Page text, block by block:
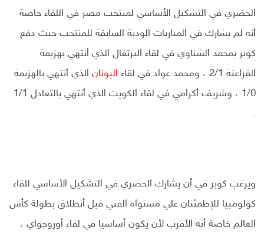
الحضري في التشكيل الأساسي لمنتخب مصر في اللقاء خاصة
أنه لم يشارك في المباريات الودية السابقة للمنتخب حيث دفع
كوبر بمحمد الشناوي في لقاء البرتغال الذي أنتهي بهزيمة
الفراعنة 2/1 ، ومحمد عواد في لقاء
اليونان الذي أنتهي بالهزيمة
1/0 ، وشريف أكرامي في لقاء الكويت الذي أنتهي بالتعادل 1/1
.
ويرغب كوبر في أن يشارك الحضري في التشكيل الأساسي للقاء
كولومبيا للإطمئنان علي مستواه الفني قبل أنطلاق بطولة كأس
العالم خاصة أنه الأقرب لأن يكون أساسيا في لقاء أوروجواي ،